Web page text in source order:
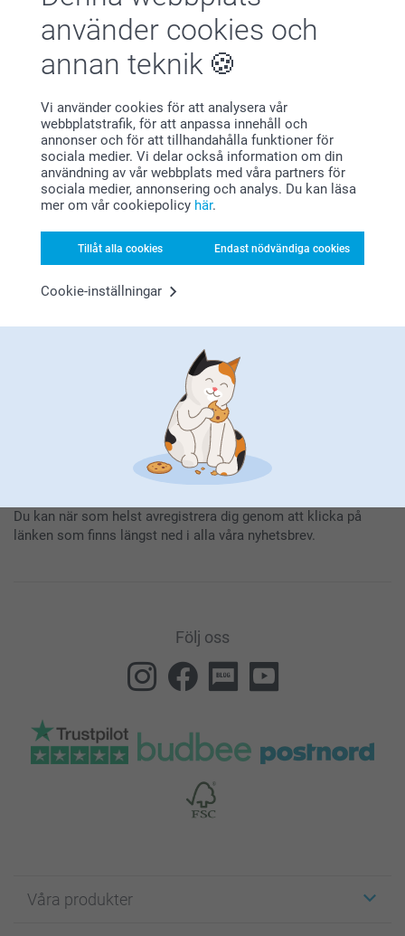
använder cookies och
annan teknik
Vi använder cookies för att analysera vår
webbplatstrafik, för att anpassa innehåll och
annonser och för att tillhandahålla funktioner för
sociala medier. Vi delar också information om din
användning av vår webbplats med våra partners för
sociala medier, annonsering och analys. Du kan läsa
mer om vår cookiepolicy här.
Tillåt alla cookies Endast nödvändiga cookies
Cookie-inställningar
Förstklassig kundservice
Registrera dig till vårt nyhetsbrev
Ange din e-postadress här
Genom att prenumerera på vårt nyhetsbrev får du den senaste
informationen om våra produkter och specialerbjudanden. Det
Du kan när som helst avregistrera dig genom att klicka på
länken som finns längst ned i alla våra nyhetsbrev.
Följ oss
Våra produkter